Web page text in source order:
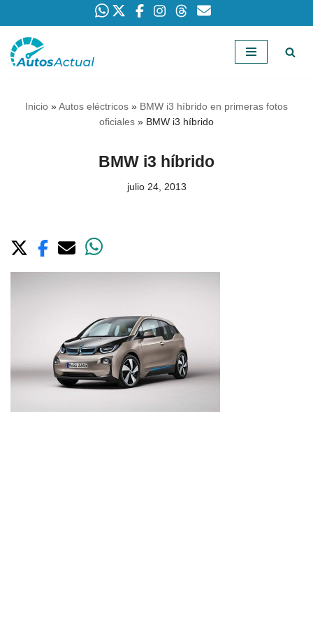
Saltar
Inicio »Autos eléctricos » BMW i3 híbrido en primeras fotos
oficiales » BMW i3 híbrido
BMW i3 híbrido
julio 24, 2013